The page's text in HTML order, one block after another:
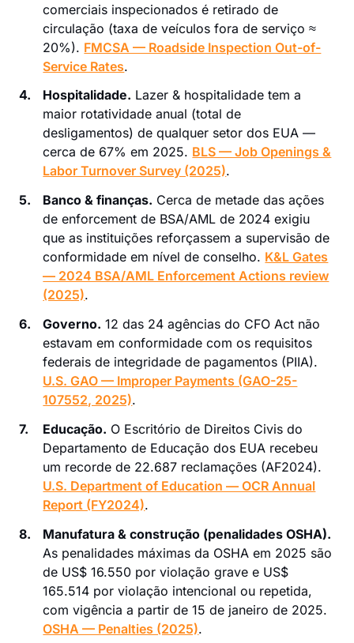
comerciais inspecionados é retirado de
circulação (taxa de veículos fora de serviço ≈
20%). FMCSA — Roadside Inspection Out-of-
Service Rates.
4.
Hospitalidade. Lazer & hospitalidade tem a
maior rotatividade anual (total de
desligamentos) de qualquer setor dos EUA —
cerca de 67% em 2025. BLS — Job Openings &
Labor Turnover Survey (2025).
5.
Banco & finanças. Cerca de metade das ações
de enforcement de BSA/AML de 2024 exigiu
que as instituições reforçassem a supervisão de
conformidade em nível de conselho. K&L Gates
— 2024 BSA/AML Enforcement Actions review
(2025).
6.
Governo. 12 das 24 agências do CFO Act não
estavam em conformidade com os requisitos
federais de integridade de pagamentos (PIIA).
U.S. GAO — Improper Payments (GAO-25-
107552, 2025).
7.
Educação. O Escritório de Direitos Civis do
Departamento de Educação dos EUA recebeu
um recorde de 22.687 reclamações (AF2024).
U.S. Department of Education — OCR Annual
Report (FY2024).
8.
Manufatura & construção (penalidades OSHA).
As penalidades máximas da OSHA em 2025 são
de US$ 16.550 por violação grave e US$
165.514 por violação intencional ou repetida,
com vigência a partir de 15 de janeiro de 2025.
OSHA — Penalties (2025).